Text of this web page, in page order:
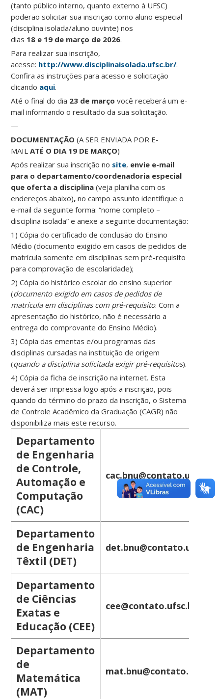
(tanto público interno, quanto externo à UFSC)
poderão solicitar sua inscrição como aluno especial
(disciplina isolada/aluno ouvinte) nos
dias 18 e 19 de março de 2026.
Para realizar sua inscrição,
acesse: http://www.disciplinaisolada.ufsc.br/.
Confira as instruções para acesso e solicitação
clicando aqui.
Até o final do dia 23 de março você receberá um e-
mail informando o resultado da sua solicitação.
—
DOCUMENTAÇÃO (A SER ENVIADA POR E-
MAILATÉ O DIA 19 DE MARÇO)
Após realizar sua inscrição no site, envie e-mail
para o departamento/coordenadoria especial
que oferta a disciplina (veja planilha com os
endereços abaixo),no campo assunto identifique o
e-mail da seguinte forma: “nome completo –
disciplina isolada” e anexe a seguinte documentação:
1) Cópia do certificado de conclusão do Ensino
Médio (documento exigido em casos de pedidos de
matrícula somente em disciplinas sem pré-requisito
para comprovação de escolaridade);
2) Cópia do histórico escolar do ensino superior
(documento exigido em casos de pedidos de
matrícula em disciplinas com pré-requisito. Com a
apresentação do histórico, não é necessário a
entrega do comprovante do Ensino Médio).
3) Cópia das ementas e/ou programas das
disciplinas cursadas na instituição de origem
(quando a disciplina solicitada exigir pré-requisitos).
4) Cópia da ficha de inscrição na internet. Esta
deverá ser impressa logo após a inscrição, pois
quando do término do prazo da inscrição, o Sistema
de Controle Acadêmico da Graduação (CAGR) não
disponibiliza mais este recurso.
Departamento
de Engenharia
de Controle,
Automação e
Computação
(CAC)
cac.bnu@contato.ufsc.br
Departamento
de Engenharia
Têxtil (DET)
det.bnu@contato.ufsc.br
Departamento
de Ciências
Exatas e
Educação (CEE)
cee@contato.ufsc.br
Departamento
de
Matemática
(MAT)
mat.bnu@contato.ufsc.br